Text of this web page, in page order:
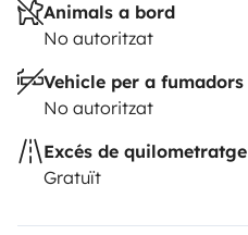
Animals a bord
No autoritzat
Vehicle per a fumadors
No autoritzat
Excés de quilometratge
Gratuït